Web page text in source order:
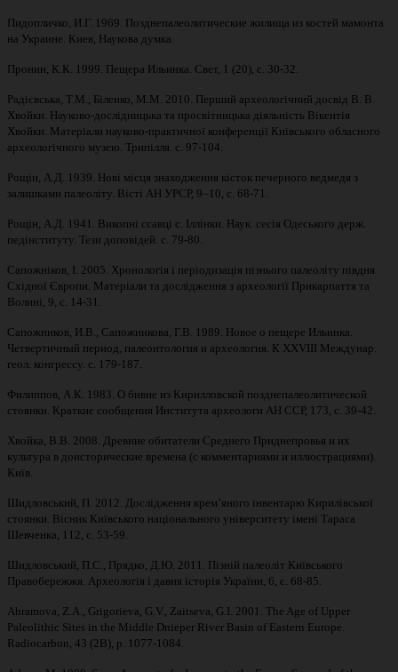
Пидопличко, И.Г. 1969. Позднепалеолитические жилища из костей мамонта
на Украине. Киев, Наукова думка.
Пронин, К.К. 1999. Пещера Ильинка. Свет, 1 (20), с. 30-32.
Радієвська, Т.М., Біленко, М.М. 2010. Перший археологічний досвід В. В.
Хвойки. Науково-дослідницька та просвітницька діяльність Вікентія
Хвойки. Матеріали науково-практичної конференції Київського обласного
археологічного музею. Трипілля. c. 97-104.
Рощін, А.Д. 1939. Нові місця знаходження кісток печерного ведмедя з
залишками палеоліту. Вісті АН УРСР, 9–10, с. 68-71.
Рощін, А.Д. 1941. Викопні ссавці с. Іллінки. Наук. сесія Одеського держ.
педінституту. Тези доповідей. с. 79-80.
Сапожніков, І. 2005. Хронологія і періодизація пізнього палеоліту півдня
Східної Європи. Матеріали та дослідження з археології Прикарпаття та
Волині, 9, с. 14-31.
Сапожников, И.В., Сапожникова, Г.В. 1989. Новое о пещере Ильинка.
Четвертичный период, палеонтология и археология. К XXVIII Междунар.
геол. конгрессу. с. 179-187.
Филиппов, А.К. 1983. О бивне из Кирилловской позднепалеолитической
стоянки. Краткие сообщения Института археологи АН ССР, 173, с. 39-42.
Хвойка, В.В. 2008. Древние обитатели Среднего Приднепровья и их
культура в доисторические времена (с комментариями и иллюстрациями).
Київ.
Шидловський, П. 2012. Дослідження крем’яного інвентарю Кирилівської
стоянки. Вісник Київського національного університету імені Тараса
Шевченка, 112, с. 53-59.
Шидловський, П.С., Прядко, Д.Ю. 2011. Пізній палеоліт Київського
Правобережжя. Археологія і давня історія України, 6, с. 68-85.
Abramova, Z.A., Grigorieva, G.V., Zaitseva, G.I. 2001. The Age of Upper
Paleolithic Sites in the Middle Dnieper River Basin of Eastern Europe.
Radiocarbon, 43 (2B), p. 1077-1084.